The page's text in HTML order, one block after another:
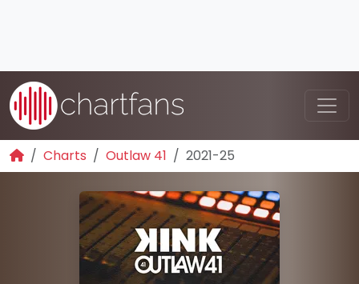
Charts Outlaw 41 2021-25